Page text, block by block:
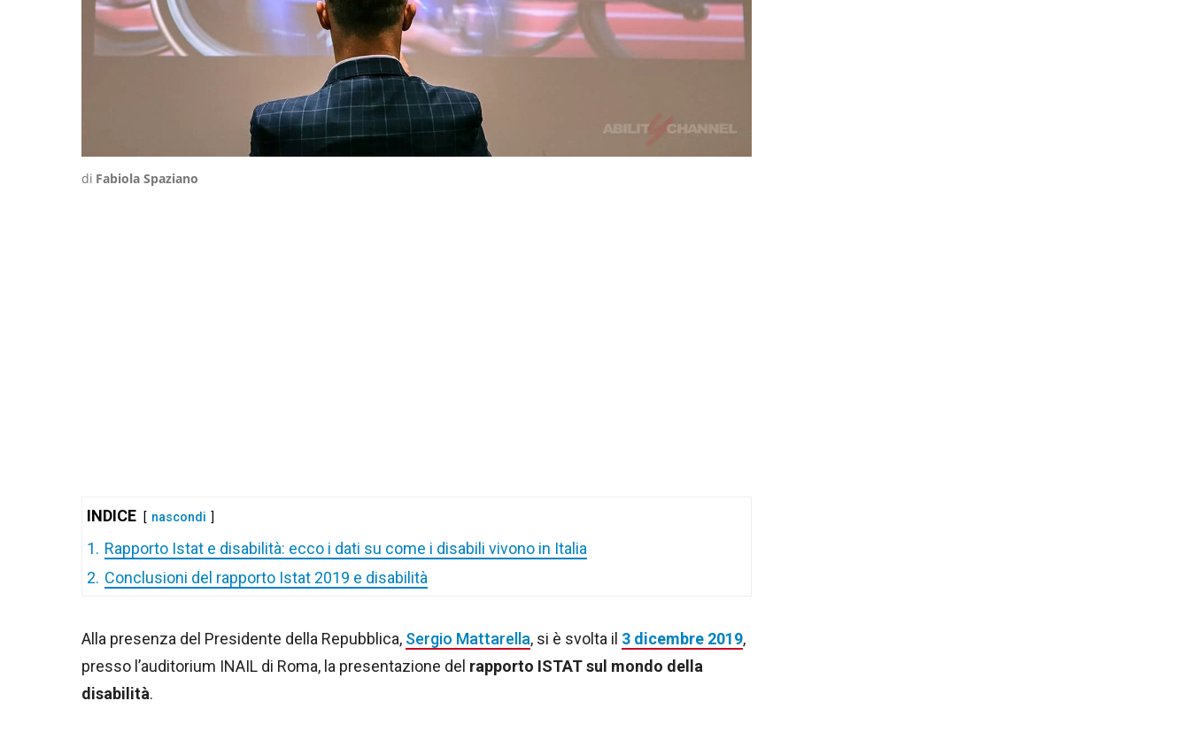
di Fabiola Spaziano
INDICE nascondi
1. Rapporto Istat e disabilità: ecco i dati su come i disabili vivono in Italia
2. Conclusioni del rapporto Istat 2019 e disabilità
Alla presenza del Presidente della Repubblica, Sergio Mattarella, si è svolta il 3 dicembre 2019,
presso l’auditorium INAIL di Roma, la presentazione del rapporto ISTAT sul mondo della
disabilità.